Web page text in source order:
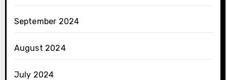
September 2024
August 2024
July 2024